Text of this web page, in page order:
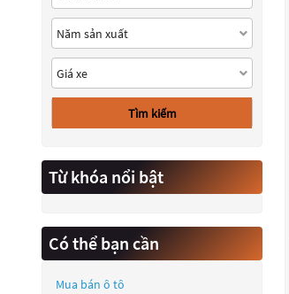
Tìm kiếm
Từ khóa nổi bật
Có thể bạn cần
Mua bán ô tô